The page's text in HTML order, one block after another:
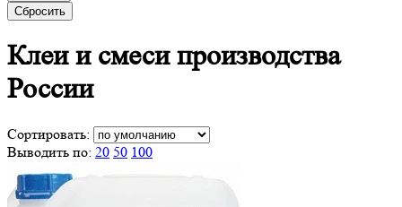
Сбросить
Клеи и смеси производства
России
Сортировать:
Выводить по: 20 50 100